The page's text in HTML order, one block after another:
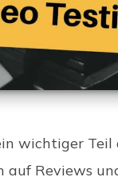
wichtiger Teil
auf Reviews